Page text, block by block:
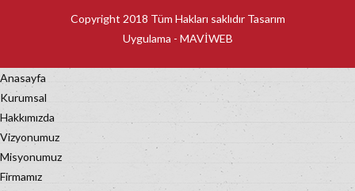
Copyright 2018 Tüm Hakları saklıdır Tasarım
Uygulama - MAVİWEB
Anasayfa
Kurumsal
Hakkımızda
Vizyonumuz
Misyonumuz
Firmamız